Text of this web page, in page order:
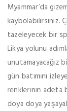
Myammar’da
kaybolabilirsiniz.
tazeleyecek bir
Likya yolunu
unutamayacağız
gün batımını
renklerinin adeta
doya doya